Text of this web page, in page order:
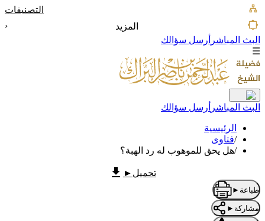
التصنيفات
المزيد
‹
البث المباشر أرسل سؤالك
☰
البث المباشر أرسل سؤالك
الرئيسية
/فتاوى
/هل يحق للموهوب له رد الهبة؟
تحميل ►
طباعة ►
مشاركة ►